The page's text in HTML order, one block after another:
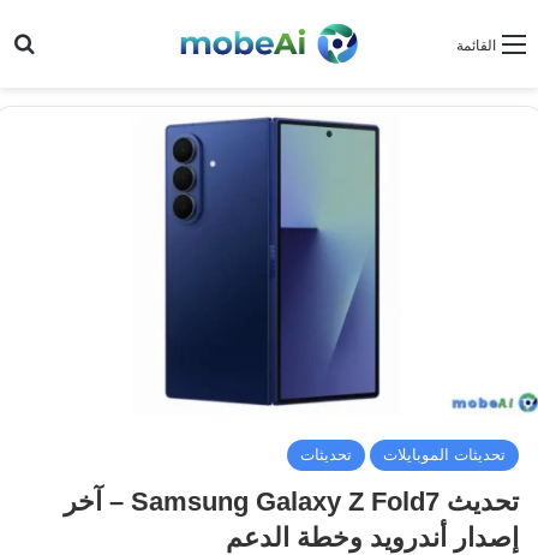
القائمة
تحديثات الموبايلات تحديثات
تحديث Samsung Galaxy Z Fold7 – آخر
إصدار أندرويد وخطة الدعم